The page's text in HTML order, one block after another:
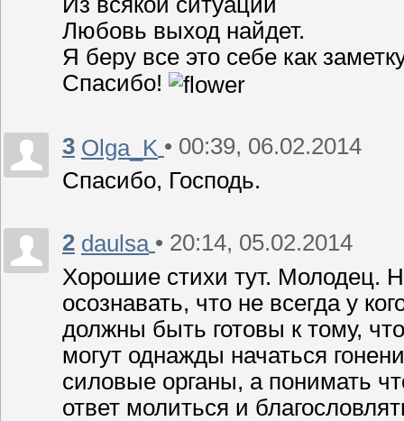
Любовь выход найдет.
Я беру все это себе как
Спасибо!
3 Olga_K • 00:39, 06.02.2014
Спасибо, Господь.
2 daulsa • 20:14, 05.02.2014
Хорошие стихи тут. Молодец.
осознавать, что не всегда у
должны быть готовы к тому,
могут однажды начаться
силовые органы, а понимать
ответ молиться и